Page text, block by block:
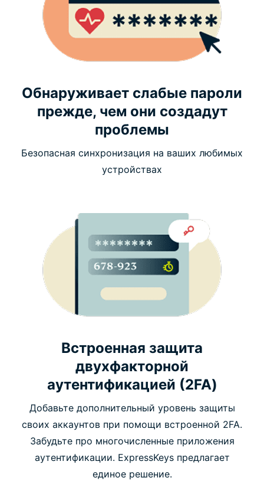
Обнаруживает слабые пароли
прежде, чем они создадут
проблемы
Безопасная синхронизация на ваших любимых
устройствах
Встроенная защита
двухфакторной
аутентификацией (2FA)
Добавьте дополнительный уровень защиты
своих аккаунтов при помощи встроенной 2FA.
Забудьте про многочисленные приложения
аутентификации. ExpressKeys предлагает
единое решение.